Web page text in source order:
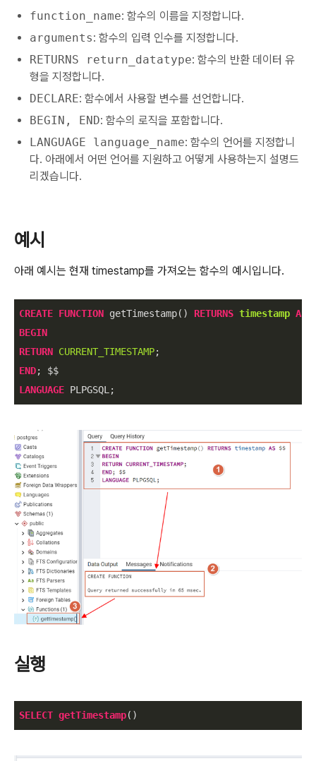
function_name: 함수의 이름을 지정합니다.
arguments: 함수의 입력 인수를 지정합니다.
RETURNS return_datatype: 함수의 반환 데이터 유
형을 지정합니다.
DECLARE: 함수에서 사용할 변수를 선언합니다.
BEGIN, END: 함수의 로직을 포함합니다.
LANGUAGE language_name: 함수의 언어를 지정합니
다. 아래에서 어떤 언어를 지원하고 어떻게 사용하는지 설명드
리겠습니다.
예시
아래 예시는 현재 timestamp를 가져오는 함수의 예시입니다.
CREATE FUNCTION getTimestamp() RETURNS timestamp AS
BEGIN
RETURN CURRENT_TIMESTAMP
END
LANGUAGE PLPGSQL;
실행
SELECT getTimestamp()